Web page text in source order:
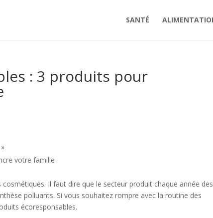
SANTÉ
: 3 produits pour
votre famille
cosmétiques. Il faut dire que le secteur produit chaque année des
polluants. Si vous souhaitez rompre avec la routine des
écoresponsables.